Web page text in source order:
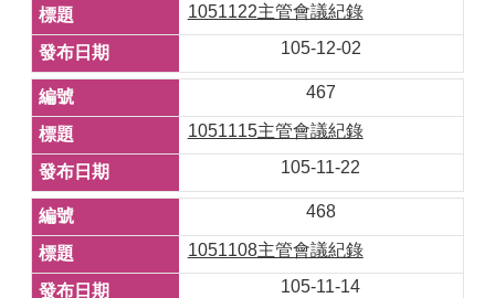
1051122主管會議紀錄
105-12-02
467
1051115主管會議紀錄
105-11-22
468
1051108主管會議紀錄
105-11-14